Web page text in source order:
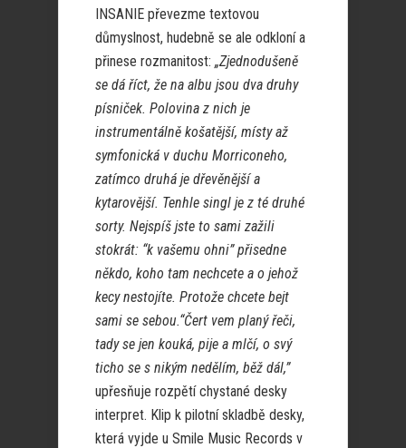
INSANIE převezme textovou
důmyslnost, hudebně se ale odkloní a
přinese rozmanitost: „Zjednodušeně
se dá říct, že na albu jsou dva druhy
písniček. Polovina z nich je
instrumentálně košatější, místy až
symfonická v duchu Morriconeho,
zatímco druhá je dřevěnější a
kytarovější. Tenhle singl je z té druhé
sorty. Nejspíš jste to sami zažili
stokrát: “k vašemu ohni” přisedne
někdo, koho tam nechcete a o jehož
kecy nestojíte. Protože chcete bejt
sami se sebou.“Čert vem planý řeči,
tady se jen kouká, pije a mlčí, o svý
ticho se s nikým nedělím, běž dál,”
upřesňuje rozpětí chystané desky
interpret. Klip k pilotní skladbě desky,
která vyjde u Smile Music Records v